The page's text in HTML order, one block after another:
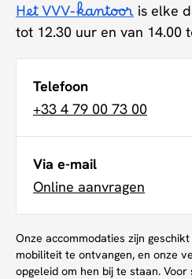
Het VVV-kantoor is elke
tot 12.30 uur en van 14.00
Telefoon
+33 4 79 00 73 00
Via e-mail
Online aanvragen
Onze accommodaties zijn
mobiliteit te ontvangen, en onze
opgeleid om hen bij te staan.